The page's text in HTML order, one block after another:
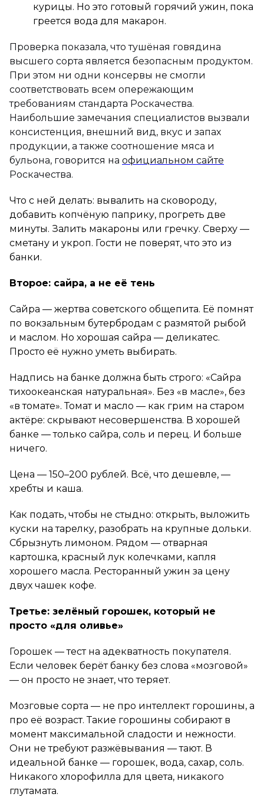
курицы. Но это готовый горячий ужин, пока
греется вода для макарон.
Проверка показала, что тушёная говядина
высшего сорта является безопасным продуктом.
При этом ни одни консервы не смогли
соответствовать всем опережающим
требованиям стандарта Роскачества.
Наибольшие замечания специалистов вызвали
консистенция, внешний вид, вкус и запах
продукции, а также соотношение мяса и
бульона, говорится на официальном сайте
Роскачества.
Что с ней делать: вывалить на сковороду,
добавить копчёную паприку, прогреть две
минуты. Залить макароны или гречку. Сверху —
сметану и укроп. Гости не поверят, что это из
банки.
Второе: сайра, а не её тень
Сайра — жертва советского общепита. Её помнят
по вокзальным бутербродам с размятой рыбой
и маслом. Но хорошая сайра — деликатес.
Просто её нужно уметь выбирать.
Надпись на банке должна быть строго: «Сайра
тихоокеанская натуральная». Без «в масле», без
«в томате». Томат и масло — как грим на старом
актёре: скрывают несовершенства. В хорошей
банке — только сайра, соль и перец. И больше
ничего.
Цена — 150–200 рублей. Всё, что дешевле, —
хребты и каша.
Как подать, чтобы не стыдно: открыть, выложить
куски на тарелку, разобрать на крупные дольки.
Сбрызнуть лимоном. Рядом — отварная
картошка, красный лук колечками, капля
хорошего масла. Ресторанный ужин за цену
двух чашек кофе.
Третье: зелёный горошек, который не
просто «для оливье»
Горошек — тест на адекватность покупателя.
Если человек берёт банку без слова «мозговой»
— он просто не знает, что теряет.
Мозговые сорта — не про интеллект горошины, а
про её возраст. Такие горошины собирают в
момент максимальной сладости и нежности.
Они не требуют разжёвывания — тают. В
идеальной банке — горошек, вода, сахар, соль.
Никакого хлорофилла для цвета, никакого
глутамата.